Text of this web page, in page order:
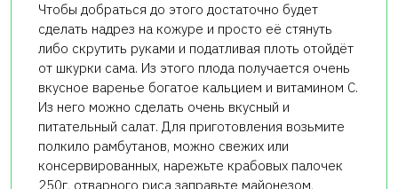
Чтобы добраться до этого достаточно будет
сделать надрез на кожуре и просто её стянуть
либо скрутить руками и податливая плоть отойдёт
от шкурки сама. Из этого плода получается очень
вкусное варенье богатое кальцием и витамином С.
Из него можно сделать очень вкусный и
питательный салат. Для приготовления возьмите
полкило рамбутанов, можно свежих или
консервированных, нарежьте крабовых палочек
250г, отварного риса заправьте майонезом,